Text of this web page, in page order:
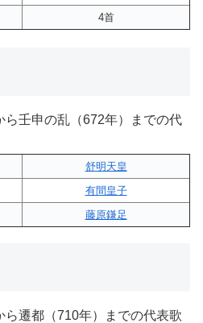
4首
壬申の乱（672年）までの代
舒明天皇
有間皇子
藤原鎌足
遷都（710年）までの代表歌